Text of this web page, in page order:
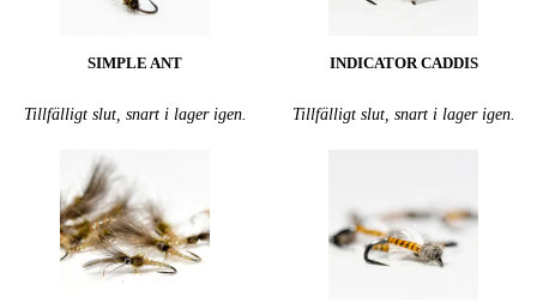
SIMPLE ANT
Tillfälligt slut, snart i lager igen.
INDICATOR CADDIS
Tillfälligt slut, snart i lager igen.